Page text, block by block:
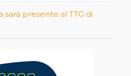
sarà presente al TTG di